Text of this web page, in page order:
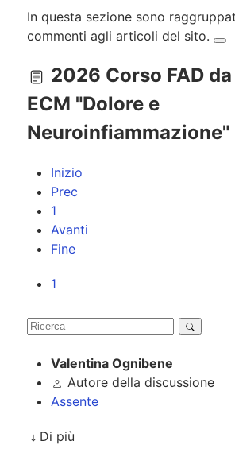
In questa sezione sono
commenti agli articoli del sito.
2026 Corso FAD
ECM "Dolore e
Neuroinfiammazione"
Inizio
Prec
1
Avanti
Fine
1
Valentina Ognibene
Autore della discussione
Assente
Di più